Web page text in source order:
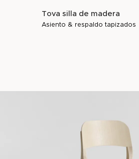
Tova silla de madera
Asiento & respaldo tapizados